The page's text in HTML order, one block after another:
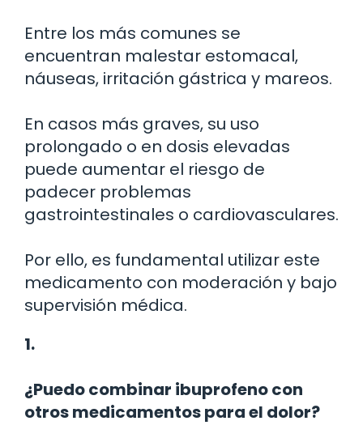
Entre los más comunes se
encuentran malestar estomacal,
náuseas, irritación gástrica y mareos.
En casos más graves, su uso
prolongado o en dosis elevadas
puede aumentar el riesgo de
padecer problemas
gastrointestinales o cardiovasculares.
Por ello, es fundamental utilizar este
medicamento con moderación y bajo
supervisión médica.
1.
¿Puedo combinar ibuprofeno con
otros medicamentos para el dolor?